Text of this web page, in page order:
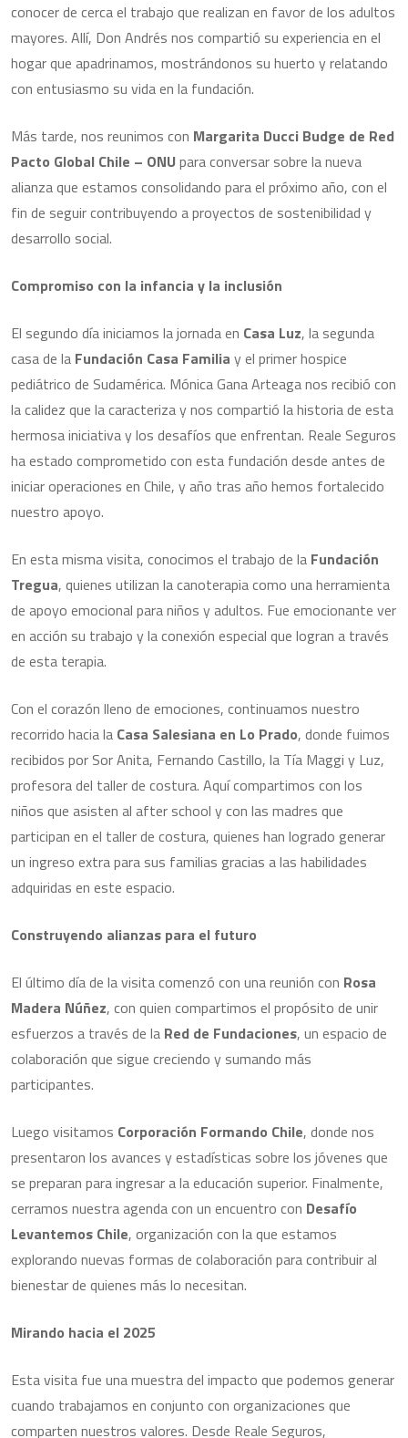
conocer de cerca el trabajo que realizan en favor de los adultos
mayores. Allí, Don Andrés nos compartió su experiencia en el
hogar que apadrinamos, mostrándonos su huerto y relatando
con entusiasmo su vida en la fundación.
Más tarde, nos reunimos con Margarita Ducci Budge de Red
Pacto Global Chile – ONUpara conversar sobre la nueva
alianza que estamos consolidando para el próximo año, con el
fin de seguir contribuyendo a proyectos de sostenibilidad y
desarrollo social.
Compromiso con la infancia y la inclusión
El segundo día iniciamos la jornada en Casa Luz, la segunda
casa de la Fundación Casa Familia y el primer hospice
pediátrico de Sudamérica. Mónica Gana Arteaga nos recibió con
la calidez que la caracteriza y nos compartió la historia de esta
hermosa iniciativa y los desafíos que enfrentan. Reale Seguros
ha estado comprometido con esta fundación desde antes de
iniciar operaciones en Chile, y año tras año hemos fortalecido
nuestro apoyo.
En esta misma visita, conocimos el trabajo de la Fundación
Tregua, quienes utilizan la canoterapia como una herramienta
de apoyo emocional para niños y adultos. Fue emocionante ver
en acción su trabajo y la conexión especial que logran a través
de esta terapia.
Con el corazón lleno de emociones, continuamos nuestro
recorrido hacia la Casa Salesiana en Lo Prado, donde fuimos
recibidos por Sor Anita, Fernando Castillo, la Tía Maggi y Luz,
profesora del taller de costura. Aquí compartimos con los
niños que asisten al after school y con las madres que
participan en el taller de costura, quienes han logrado generar
un ingreso extra para sus familias gracias a las habilidades
adquiridas en este espacio.
Construyendo alianzas para el futuro
El último día de la visita comenzó con una reunión con Rosa
Madera Núñez, con quien compartimos el propósito de unir
esfuerzos a través de la Red de Fundaciones, un espacio de
colaboración que sigue creciendo y sumando más
participantes.
Luego visitamos Corporación Formando Chile, donde nos
presentaron los avances y estadísticas sobre los jóvenes que
se preparan para ingresar a la educación superior. Finalmente,
cerramos nuestra agenda con un encuentro con Desafío
Levantemos Chile, organización con la que estamos
explorando nuevas formas de colaboración para contribuir al
bienestar de quienes más lo necesitan.
Mirando hacia el 2025
Esta visita fue una muestra del impacto que podemos generar
cuando trabajamos en conjunto con organizaciones que
comparten nuestros valores. Desde Reale Seguros,